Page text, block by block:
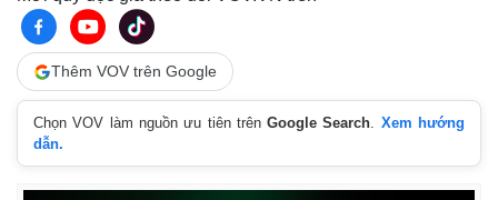
Cuộc sống đó đây
Hồ sơ
Thêm VOV trên Google
Chọn VOV làm nguồn ưu tiên trênGoogle Search. Xem hướng
dẫn.